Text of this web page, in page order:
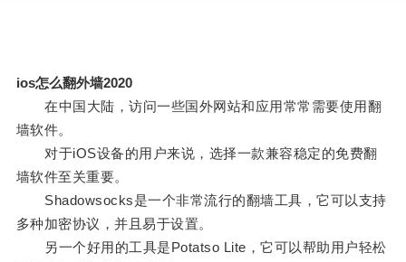
ios怎么翻外墙2020
在中国大陆，访问一些国外网站和应用常常需要使用翻
墙软件。
对于iOS设备的用户来说，选择一款兼容稳定的免费翻
墙软件至关重要。
Shadowsocks是一个非常流行的翻墙工具，它可以支持
多种加密协议，并且易于设置。
另一个好用的工具是Potatso Lite，它可以帮助用户轻松